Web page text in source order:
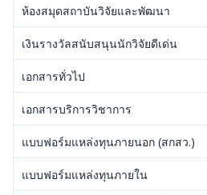
ห้องสมุดสถาบันวิจัยและพัฒนา
เงินรางวัลสนับสนุนนักวิจัยดีเด่น
เอกสารทั่วไป
เอกสารบริการวิชาการ
แบบฟอร์มแหล่งทุนภายนอก (สกสว.)
แบบฟอร์มแหล่งทุนภายใน